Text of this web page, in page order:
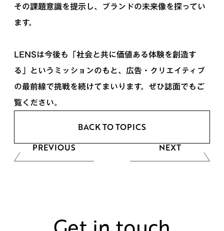
その課題意識を提示し、ブランドの未来像を探ってい
ます。
LENSは今後も「社会と共に価値ある体験を創造す
る」というミッションのもと、広告・クリエイティブ
の最前線で挑戦を続けてまいります。ぜひ誌面でもご
覧ください。
BACK TO TOPICS
PREVIOUS
NEXT